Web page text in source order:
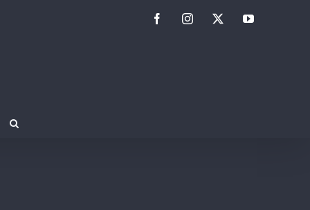
FacebookInstagramTwitterYouTube